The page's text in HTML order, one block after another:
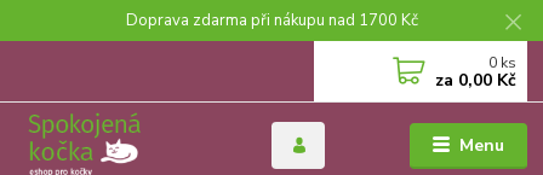
Doprava zdarma při nákupu nad 1700 Kč
Menu
0 ks
za 0,00 Kč